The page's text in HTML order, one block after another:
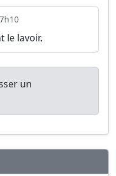
le lavoir.
un